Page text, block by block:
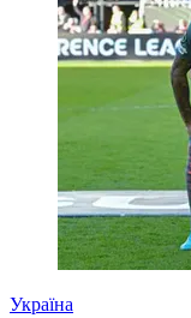
Україна